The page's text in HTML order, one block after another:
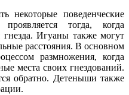
некоторые поведенческие
тогда, когда
гнезда. Игуаны также могут
расстояния. В основном
размножения, когда
места своих гнездований.
обратно. Детеныши также